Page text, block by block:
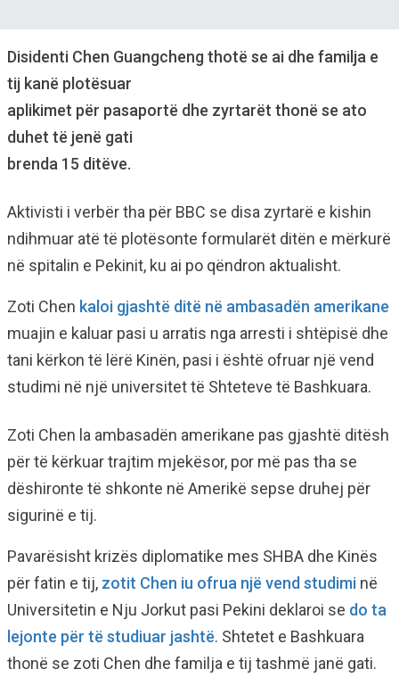
Disidenti Chen Guangcheng thotë se ai dhe familja e
tij kanë plotësuar
aplikimet për pasaportë dhe zyrtarët thonë se ato
duhet të jenë gati
brenda 15 ditëve.
Aktivisti i verbër tha për BBC se disa zyrtarë e kishin
ndihmuar atë të plotësonte formularët ditën e mërkurë
në spitalin e Pekinit, ku ai po qëndron aktualisht.
Zoti Chen kaloi gjashtë ditë në ambasadën amerikane
muajin e kaluar pasi u arratis nga arresti i shtëpisë dhe
tani kërkon të lërë Kinën, pasi i është ofruar një vend
studimi në një universitet të Shteteve të Bashkuara.
Zoti Chen la ambasadën amerikane pas gjashtë ditësh
për të kërkuar trajtim mjekësor, por më pas tha se
dëshironte të shkonte në Amerikë sepse druhej për
sigurinë e tij.
Pavarësisht krizës diplomatike mes SHBA dhe Kinës
për fatin e tij, zotit Chen iu ofrua një vend studimi në
Universitetin e Nju Jorkut pasi Pekini deklaroi se do ta
lejonte për të studiuar jashtë. Shtetet e Bashkuara
thonë se zoti Chen dhe familja e tij tashmë janë gati.